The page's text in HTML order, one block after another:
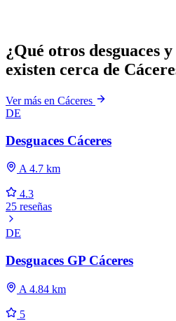
¿Qué otros desguaces
existen cerca de
Ver más en Cáceres
DE
Desguaces Cáceres
A 4.7 km
4.3
25 reseñas
DE
Desguaces GP Cáceres
A 4.84 km
5